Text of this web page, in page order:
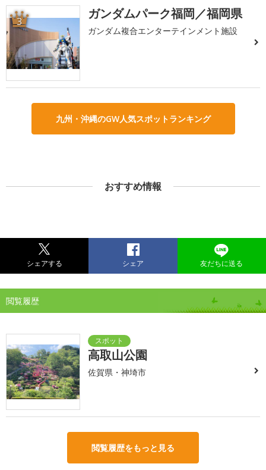
3 ガンダムパーク福岡／福岡県
ガンダム複合エンターテインメント施設
九州・沖縄のGW人気スポットランキング
おすすめ情報
シェアする シェア 友だちに送る
閲覧履歴
高取山公園
佐賀県・神埼市
閲覧履歴をもっと見る